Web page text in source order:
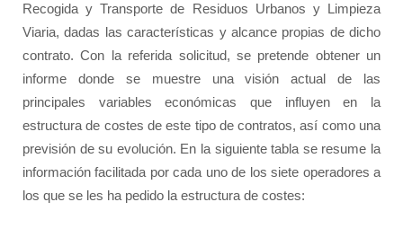
Recogida y Transporte de Residuos Urbanos y Limpieza
Viaria, dadas las características y alcance propias de dicho
contrato. Con la referida solicitud, se pretende obtener un
informe donde se muestre una visión actual de las
principales variables económicas que influyen en la
estructura de costes de este tipo de contratos, así como una
previsión de su evolución. En la siguiente tabla se resume la
información facilitada por cada uno de los siete operadores a
los que se les ha pedido la estructura de costes: